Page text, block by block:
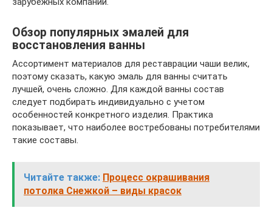
Обзор популярных эмалей для
восстановления ванны
Ассортимент материалов для реставрации чаши велик,
поэтому сказать, какую эмаль для ванны считать
лучшей, очень сложно. Для каждой ванны состав
следует подбирать индивидуально с учетом
особенностей конкретного изделия. Практика
показывает, что наиболее востребованы потребителями
такие составы.
Читайте также: Процесс окрашивания
потолка Снежкой – виды красок